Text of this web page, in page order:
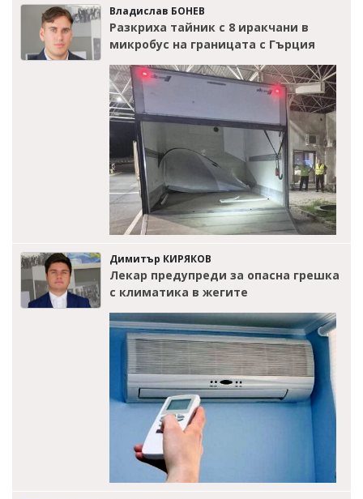
Владислав БОНЕВ
Разкриха тайник с 8 иракчани в
микробус на границата с Гърция
Димитър КИРЯКОВ
Лекар предупреди за опасна грешка
с климатика в жегите